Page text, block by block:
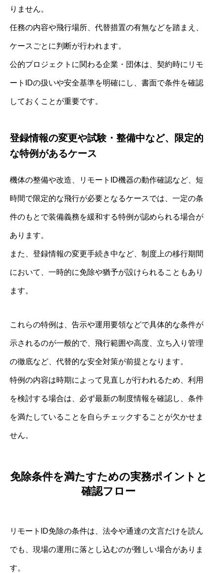
りません。
任務の内容や飛行場所、代替措置の有無などを踏まえ、
ケースごとに判断が行われます。
公的プロジェクトに関わる企業・団体は、契約時にリモ
ートIDの扱いや安全基準を明確にし、書面で条件を確認
しておくことが重要です。
登録情報の変更や試験・整備中など、限定的
な特例があるケース
機体の整備や改造、リモートID機器の動作確認など、短
時間で限定的な飛行が必要となるケースでは、一定の条
件のもとで装備義務を緩和する特例が認められる場合が
あります。
また、登録情報の変更手続き中など、制度上の移行期間
において、一時的に免除や猶予が設けられることもあり
ます。
これらの特例は、告示や運用要領などで具体的な条件が
示されるのが一般的で、飛行範囲や高度、立ち入り管理
の徹底など、代替的な安全対策が前提となります。
特例の内容は時期によって見直しが行われるため、利用
を検討する場合は、必ず最新の制度情報を確認し、条件
を満たしていることを自らチェックすることが欠かせま
せん。
免除条件を満たすための実務ポイントと
確認フロー
リモートID免除の条件は、法令や通達の文言だけを読ん
でも、現場の運用に落とし込むのが難しい場合がありま
す。